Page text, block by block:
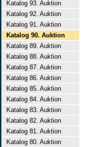
Katalog 93. Auktion
Katalog 92. Auktion
Katalog 91. Auktion
Katalog 90. Auktion
Katalog 89. Auktion
Katalog 88. Auktion
Katalog 87. Auktion
Katalog 86. Auktion
Katalog 85. Auktion
Katalog 84. Auktion
Katalog 83. Auktion
Katalog 82. Auktion
Katalog 81. Auktion
Katalog 80. Auktion